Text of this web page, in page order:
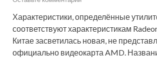
Характеристики, определённые
соответствуют характеристикам
Китае засветилась новая, не
официально видеокарта AMD.